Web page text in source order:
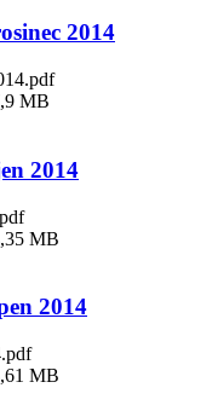
2014
MB
2014
MB
2014
MB